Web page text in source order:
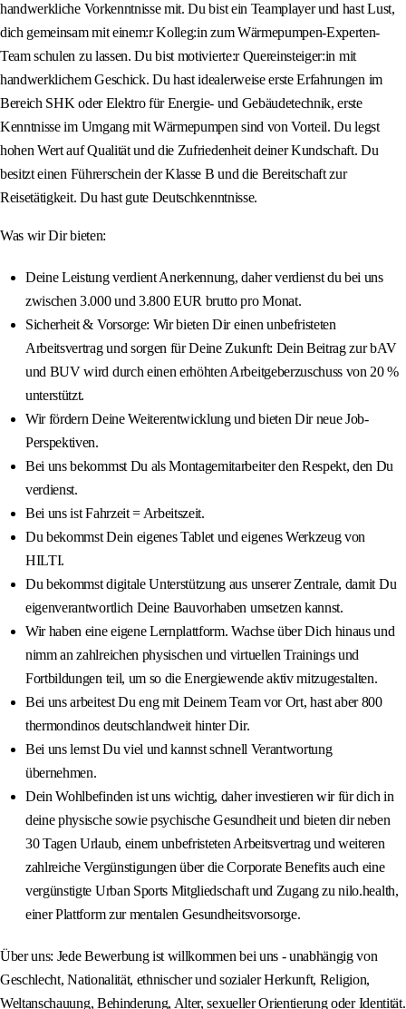
handwerkliche Vorkenntnisse mit. Du bist ein Teamplayer und hast Lust,
dich gemeinsam mit einem:r Kolleg:in zum Wärmepumpen-Experten-
Team schulen zu lassen. Du bist motivierte:r Quereinsteiger:in mit
handwerklichem Geschick. Du hast idealerweise erste Erfahrungen im
Bereich SHK oder Elektro für Energie- und Gebäudetechnik, erste
Kenntnisse im Umgang mit Wärmepumpen sind von Vorteil. Du legst
hohen Wert auf Qualität und die Zufriedenheit deiner Kundschaft. Du
besitzt einen Führerschein der Klasse B und die Bereitschaft zur
Reisetätigkeit. Du hast gute Deutschkenntnisse.
Was wir Dir bieten:
Deine Leistung verdient Anerkennung, daher verdienst du bei uns
zwischen 3.000 und 3.800 EUR brutto pro Monat.
Sicherheit & Vorsorge: Wir bieten Dir einen unbefristeten
Arbeitsvertrag und sorgen für Deine Zukunft: Dein Beitrag zur bAV
und BUV wird durch einen erhöhten Arbeitgeberzuschuss von 20 %
unterstützt.
Wir fördern Deine Weiterentwicklung und bieten Dir neue Job-
Perspektiven.
Bei uns bekommst Du als Montagemitarbeiter den Respekt, den Du
verdienst.
Bei uns ist Fahrzeit = Arbeitszeit.
Du bekommst Dein eigenes Tablet und eigenes Werkzeug von
HILTI.
Du bekommst digitale Unterstützung aus unserer Zentrale, damit Du
eigenverantwortlich Deine Bauvorhaben umsetzen kannst.
Wir haben eine eigene Lernplattform. Wachse über Dich hinaus und
nimm an zahlreichen physischen und virtuellen Trainings und
Fortbildungen teil, um so die Energiewende aktiv mitzugestalten.
Bei uns arbeitest Du eng mit Deinem Team vor Ort, hast aber 800
thermondinos deutschlandweit hinter Dir.
Bei uns lernst Du viel und kannst schnell Verantwortung
übernehmen.
Dein Wohlbefinden ist uns wichtig, daher investieren wir für dich in
deine physische sowie psychische Gesundheit und bieten dir neben
30 Tagen Urlaub, einem unbefristeten Arbeitsvertrag und weiteren
zahlreiche Vergünstigungen über die Corporate Benefits auch eine
vergünstigte Urban Sports Mitgliedschaft und Zugang zu nilo.health,
einer Plattform zur mentalen Gesundheitsvorsorge.
Über uns: Jede Bewerbung ist willkommen bei uns - unabhängig von
Geschlecht, Nationalität, ethnischer und sozialer Herkunft, Religion,
Weltanschauung, Behinderung, Alter, sexueller Orientierung oder Identität.